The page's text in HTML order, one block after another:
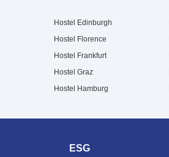
Hostel Edinburgh
Hostel Florence
Hostel Frankfurt
Hostel Graz
Hostel Hamburg
ESG